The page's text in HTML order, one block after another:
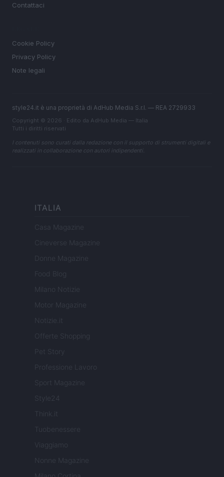
Contattaci
Cookie Policy
Privacy Policy
Note legali
style24.it è una proprietà di AdHub Media S.r.l. — REA 2729933
Copyright © 2026 · Edito da AdHub Media — Italia
Tutti i diritti riservati
I contenuti sono curati dalla redazione con il supporto di strumenti digitali e
realizzati in collaborazione con autori indipendenti.
ITALIA
Casa Magazine
Cineverse Magazine
Donne Magazine
Food Blog
Milano Notizie
Motor Magazine
Notizie.it
Offerte Shopping
Pet Story
Professione Lavoro
Sport Magazine
Style24
Think.it
Tuobenessere
Viaggiamo
Nonne Magazine